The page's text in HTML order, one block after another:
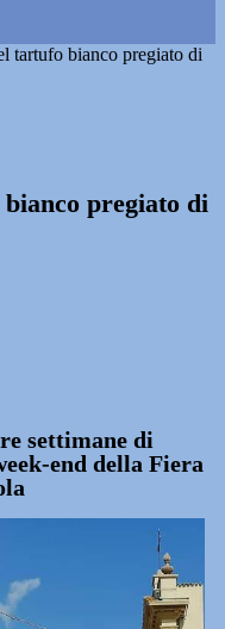
tartufo bianco pregiato di
pregiato di
settimane di
end della Fiera